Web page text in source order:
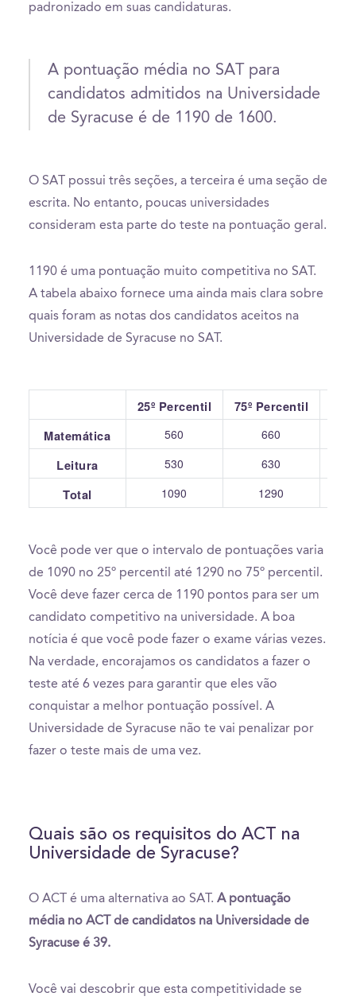
padronizado em suas candidaturas.
A pontuação média no SAT para
candidatos admitidos na Universidade
de Syracuse é de 1190 de 1600.
O SAT possui três seções, a terceira é uma seção de
escrita. No entanto, poucas universidades
consideram esta parte do teste na pontuação geral.
1190 é uma pontuação muito competitiva no SAT.
A tabela abaixo fornece uma ainda mais clara sobre
quais foram as notas dos candidatos aceitos na
Universidade de Syracuse no SAT.
25º Percentil 75º Percentil
Matemática
560 660
Leitura 530 630
Total 1090 1290
Você pode ver que o intervalo de pontuações varia
de 1090 no 25º percentil até 1290 no 75º percentil.
Você deve fazer cerca de 1190 pontos para ser um
candidato competitivo na universidade. A boa
notícia é que você pode fazer o exame várias vezes.
Na verdade, encorajamos os candidatos a fazer o
teste até 6 vezes para garantir que eles vão
conquistar a melhor pontuação possível. A
Universidade de Syracuse não te vai penalizar por
fazer o teste mais de uma vez.
Quais são os requisitos do ACT na
Universidade de Syracuse?
O ACT é uma alternativa ao SAT. A pontuação
média no ACT de candidatos na Universidade de
Syracuse é 39.
Você vai descobrir que esta competitividade se